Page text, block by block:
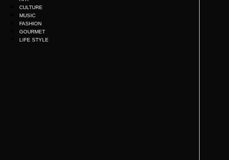
CULTURE
MUSIC
FASHION
GOURMET
LIFE STYLE